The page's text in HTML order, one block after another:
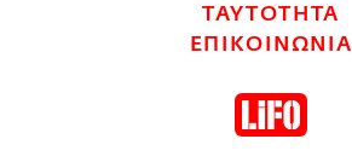
ΤΑΥΤΟΤΗΤΑ
ΕΠΙΚΟΙΝΩΝΙΑ